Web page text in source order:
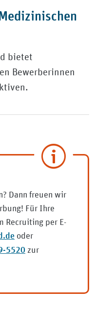
bietet
Bewerberinnen
Dann freuen wir
Für Ihre
Recruiting per E-
oder
5520 zur